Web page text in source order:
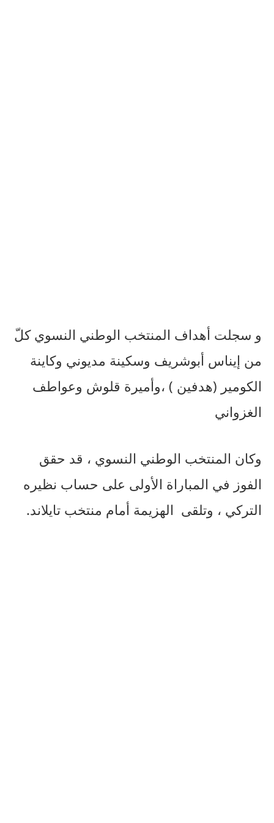
و سجلت أهداف المنتخب الوطني النسوي كلّ
من إيناس أبوشريف وسكينة مديوني وكاينة
الكومير (هدفين ) ،وأميرة قلوش وعواطف
الغزواني
وكان المنتخب الوطني النسوي ، قد حقق
الفوز في المباراة الأولى على حساب نظيره
التركي ، وتلقى الهزيمة أمام منتخب تايلاند.